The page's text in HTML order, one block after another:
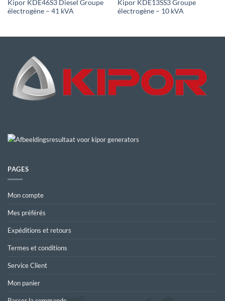
Kipor KDE46S3 Diesel Groupe
électrogène – 41 kVA
Kipor KDE13SS3 Groupe
électrogène – 10 kVA
PAGES
Mon compte
Mes préférés
Expéditions et retours
Termes et conditions
Service Client
Mon panier